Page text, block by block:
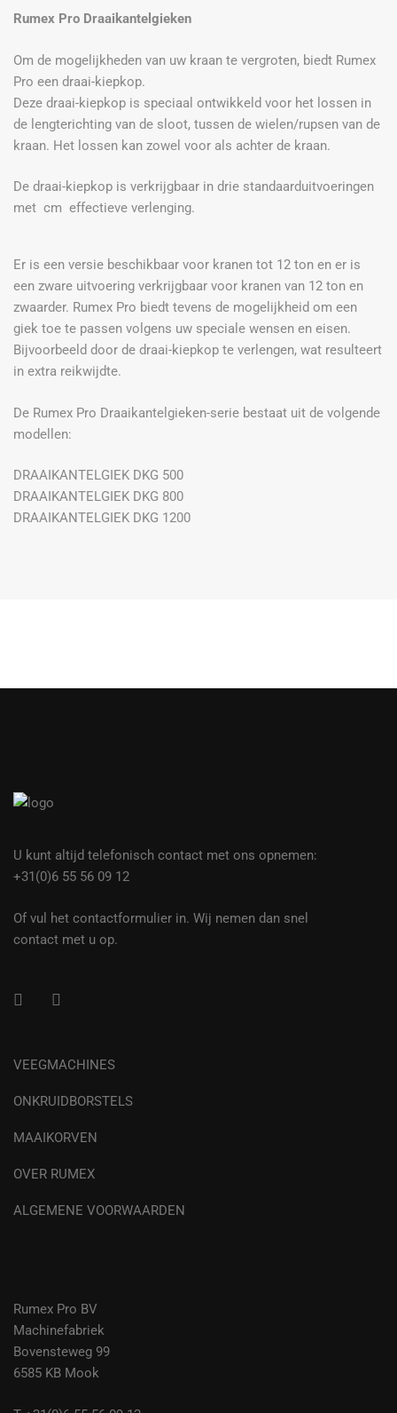
Rumex Pro Draaikantelgieken
Om de mogelijkheden van uw kraan te vergroten, biedt Rumex
Pro een draai-kiepkop.
Deze draai-kiepkop is speciaal ontwikkeld voor het lossen in
de lengterichting van de sloot, tussen de wielen/rupsen van de
kraan. Het lossen kan zowel voor als achter de kraan.
De draai-kiepkop is verkrijgbaar in drie standaarduitvoeringen
met cm effectieve verlenging.
Er is een versie beschikbaar voor kranen tot 12 ton en er is
een zware uitvoering verkrijgbaar voor kranen van 12 ton en
zwaarder. Rumex Pro biedt tevens de mogelijkheid om een
giek toe te passen volgens uw speciale wensen en eisen.
Bijvoorbeeld door de draai-kiepkop te verlengen, wat resulteert
in extra reikwijdte.
De Rumex Pro Draaikantelgieken-serie bestaat uit de volgende
modellen:
DRAAIKANTELGIEK DKG 500
DRAAIKANTELGIEK DKG 800
DRAAIKANTELGIEK DKG 1200
U kunt altijd telefonisch contact met ons opnemen:
+31(0)6 55 56 09 12
Of vul het contactformulier in. Wij nemen dan snel
contact met u op.
VEEGMACHINES
ONKRUIDBORSTELS
MAAIKORVEN
OVER RUMEX
ALGEMENE VOORWAARDEN
Rumex Pro BV
Machinefabriek
Bovensteweg 99
6585 KB Mook